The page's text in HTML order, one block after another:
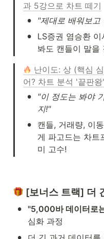
과 5강으로 차트 떼기
• "제대로 배워보고
•
LS증권 염승환
봐도 캔들이 말을
난이도: 상 (핵심
어? 차트 분석 '끝판
•
"이 정도는 봐야
지!"
•
캔들, 거래량, 이
게 파고드는 차트
미 고수!
[보너스 트랙] 더
• "5,000바 데이터로
심화 과정